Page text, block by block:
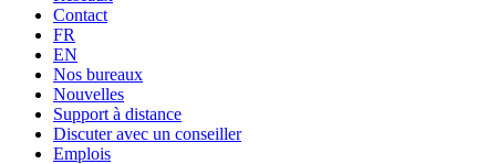
Contact
FR
EN
Nos bureaux
Nouvelles
Support à distance
Discuter avec un conseiller
Emplois